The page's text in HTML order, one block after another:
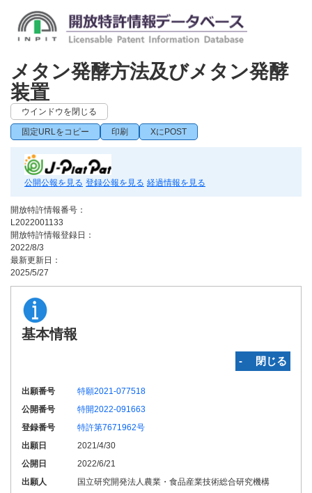
メタン発酵方法及びメタン発酵
装置
ウインドウを閉じる
固定URLをコピー 印刷 XにPOST
公開公報を見る 登録公報を見る 経過情報を見る
開放特許情報番号：
L2022001133
開放特許情報登録日：
2022/8/3
最新更新日：
2025/5/27
基本情報
‐ 閉じる
出願番号
特願2021-077518
公開番号
特開2022-091663
登録番号
特許第7671962号
出願日
2021/4/30
公開日
2022/6/21
出願人
国立研究開発法人農業・食品産業技術総合研究機構